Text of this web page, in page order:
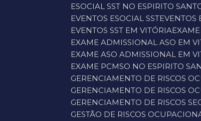
ESOCIAL SST NO ESPIRITO
EVENTOS ESOCIAL SST
EVENTOS SST EM VITÓRIA
EXAME ADMISSIONAL ASO EM
EXAME ASO ADMISSIONAL EM
EXAME PCMSO NO ESPIRITO
GERENCIAMENTO DE RISCOS
GERENCIAMENTO DE RISCOS
GERENCIAMENTO DE RISCOS
GESTÃO DE RISCOS